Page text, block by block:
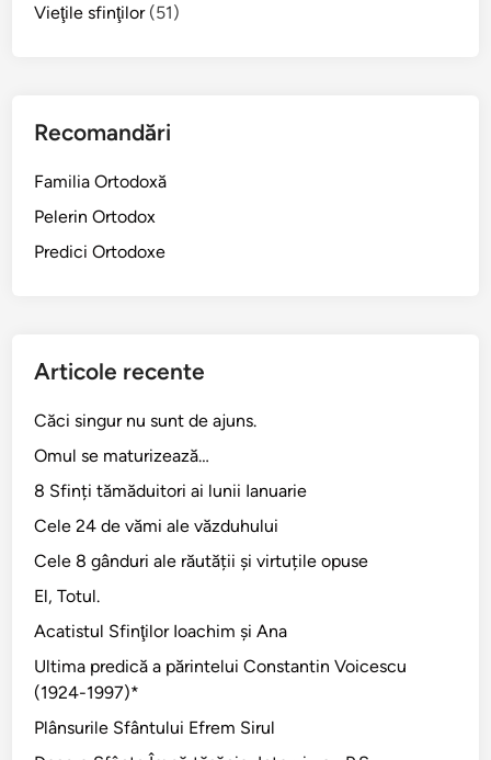
Vieţile sfinţilor(51)
Recomandări
Familia Ortodoxă
Pelerin Ortodox
Predici Ortodoxe
Articole recente
Căci singur nu sunt de ajuns.
Omul se maturizează…
8 Sfinți tămăduitori ai lunii Ianuarie
Cele 24 de vămi ale văzduhului
Cele 8 gânduri ale răutății și virtuțile opuse
El, Totul.
Acatistul Sfinţilor Ioachim şi Ana
Ultima predică a părintelui Constantin Voicescu
(1924-1997)*
Plânsurile Sfântului Efrem Sirul